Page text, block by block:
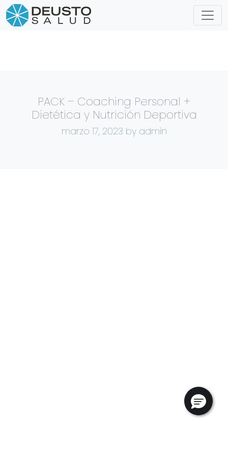
PACK – Coaching Personal +
Dietética y Nutrición Deportiva
marzo 17, 2023 by admin